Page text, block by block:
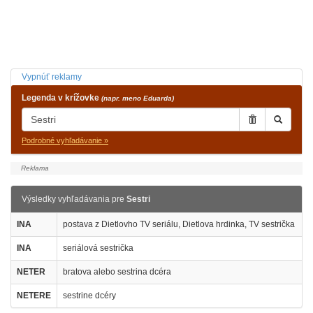
Vypnúť reklamy
Legenda v krížovke (napr. meno Eduarda)
Podrobné vyhľadávanie »
Výsledky vyhľadávania pre Sestri
INA postava z Dietlovho TV seriálu, Dietlova hrdinka, TV sestrička
INA seriálová sestrička
NETER bratova alebo sestrina dcéra
NETERE sestrine dcéry